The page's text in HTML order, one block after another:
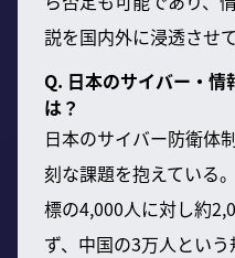
説を国内外に浸透させ
Q. 日本のサイバー・情
は？
日本のサイバー防衛体
刻な課題を抱えている
標の4,000人に対し約
ず、中国の3万人という